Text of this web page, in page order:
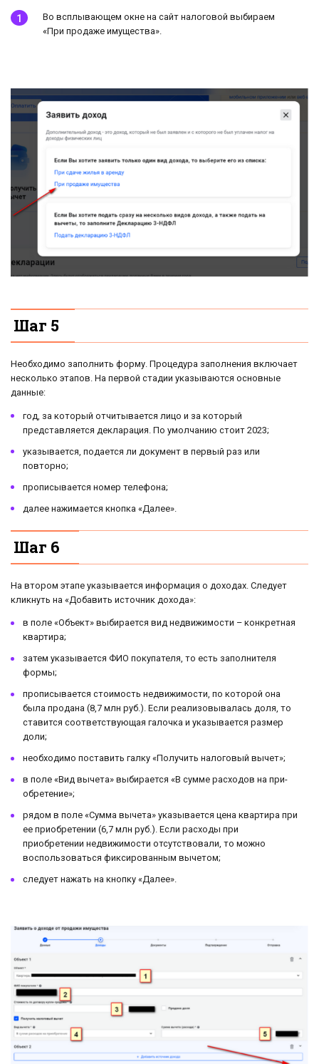
Во всплывающем окне на сайт налоговой выбираем
«При продаже имущества».
Шаг 5
Необходимо заполнить форму. Процедура заполнения включает
несколько этапов. На первой стадии указываются основные
данные:
год, за который отчитывается лицо и за который
представляется декларация. По умолчанию стоит 2023;
указывается, подается ли документ в первый раз или
повторно;
прописывается номер телефона;
далее нажимается кнопка «Далее».
Шаг 6
На втором этапе указывается информация о доходах. Следует
кликнуть на «До­ба­вить ис­точ­ник до­хо­да»:
в поле «Объект» выбирается вид недвижимости – конкретная
квартира;
затем указывается ФИО покупателя, то есть заполнителя
формы;
прописывается стоимость недвижимости, по которой она
была продана (8,7 млн руб.). Если реализовывалась доля, то
ставится соответствующая галочка и указывается размер
доли;
необходимо поставить галку «По­лу­чить на­ло­го­вый вычет»;
в поле «Вид вычета» выбирается «В сумме рас­хо­дов на при­
об­ре­те­ние»;
рядом в поле «Сумма вычета» указывается цена квартира при
ее приобретении (6,7 млн руб.). Если расходы при
приобретении недвижимости отсутствовали, то можно
воспользоваться фиксированным вычетом;
следует нажать на кнопку «Далее».